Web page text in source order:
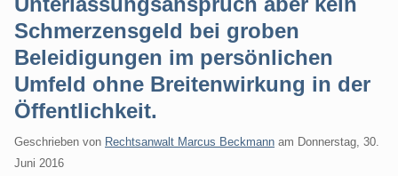
Schmerzensgeld bei groben
Beleidigungen im persönlichen
Umfeld ohne Breitenwirkung in der
Öffentlichkeit.
Geschrieben von Rechtsanwalt Marcus Beckmann am Donnerstag, 30.
Juni 2016